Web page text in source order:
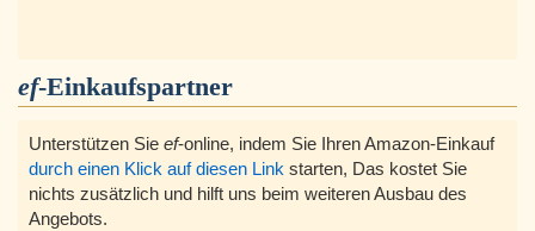
ef-Einkaufspartner
Unterstützen Sie ef-online, indem Sie Ihren Amazon-Einkauf
durch einen Klick auf diesen Link starten, Das kostet Sie
nichts zusätzlich und hilft uns beim weiteren Ausbau des
Angebots.